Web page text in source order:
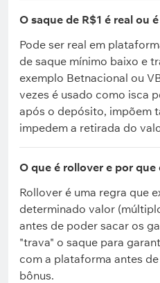
O saque de R$1 é real ou
Pode ser real em
de saque mínimo baixo e
exemplo Betnacional ou
vezes é usado como isca
após o depósito, impõem
impedem a retirada do
O que é rollover e por que
Rollover é uma regra que
determinado valor
antes de poder sacar os
"trava" o saque para
com a plataforma antes
bônus.